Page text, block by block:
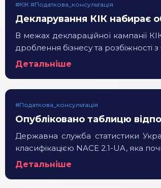
#КІК #Податкова_консультація
Декларування КІК набирає
В межах деклараційної кампанії
дроблення бізнесу та розбіжності з
Детальніше
#Податкова_консультація
Опубліковано таблицю
Державна служба статистики
класифікацією NACE 2.1-UA, яка
Детальніше